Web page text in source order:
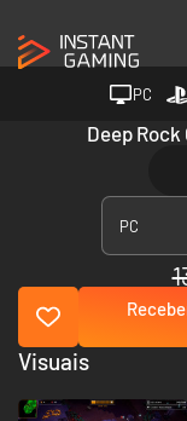
PC
Deep
PC
Visuais